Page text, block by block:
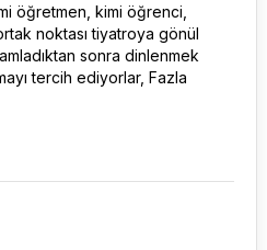
öğretmen, kimi öğrenci,
noktası tiyatroya gönül
sonra dinlenmek
tercih ediyorlar, Fazla